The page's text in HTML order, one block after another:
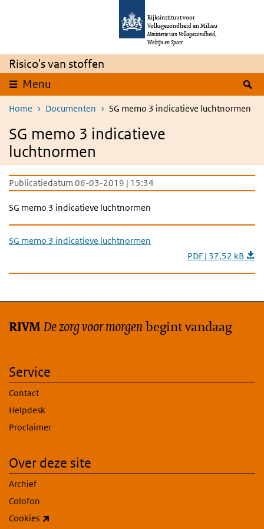
Overslaan en naar de inhoud gaan
Rijksinstituut voor
Volksgezondheid en Milieu
Ministerie van Volksgezondheid,
Welzijn en Sport
Risico's van stoffen
Menu
Home Documenten SG memo 3 indicatieve luchtnormen
SG memo 3 indicatieve
luchtnormen
Publicatiedatum 06-03-2019 | 15:34
SG memo 3 indicatieve luchtnormen
SG memo 3 indicatieve luchtnormen
PDF | 37,52 kB
RIVMDe zorg voor morgen begint vandaag
Service
Contact
Helpdesk
Proclaimer
Over deze site
Archief
Colofon
Cookies